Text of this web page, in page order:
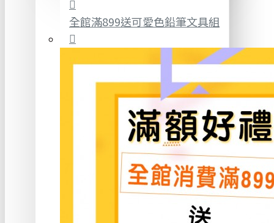
全館滿899送可愛色鉛筆文具組